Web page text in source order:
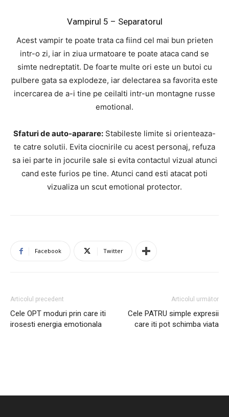
Vampirul 5 – Separatorul
Acest vampir te poate trata ca fiind cel mai bun prieten
intr-o zi, iar in ziua urmatoare te poate ataca cand se
simte nedreptatit. De foarte multe ori este un butoi cu
pulbere gata sa explodeze, iar delectarea sa favorita este
incercarea de a-i tine pe ceilalti intr-un montagne russe
emotional.
Sfaturi de auto-aparare: Stabileste limite si orienteaza-
te catre solutii. Evita ciocnirile cu acest personaj, refuza
sa iei parte in jocurile sale si evita contactul vizual atunci
cand este furios pe tine. Atunci cand esti atacat poti
vizualiza un scut emotional protector.
Facebook Twitter
Articolul precedent
Cele OPT moduri prin care iti
irosesti energia emotionala
Articolul următor
Cele PATRU simple expresii
care iti pot schimba viata